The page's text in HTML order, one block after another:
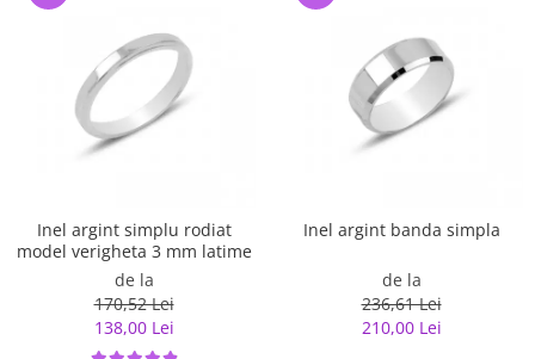
Inel argint simplu rodiat
model verigheta 3 mm latime
de la
170,52 Lei
138,00 Lei
Inel argint banda simpla
de la
236,61 Lei
210,00 Lei